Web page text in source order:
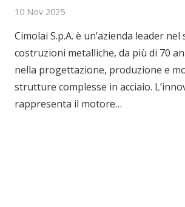
10 Nov 2025
Cimolai S.p.A. è un’azienda leader
costruzioni metalliche, da più di 70
nella progettazione, produzione e
strutture complesse in acciaio.
rappresenta il motore…